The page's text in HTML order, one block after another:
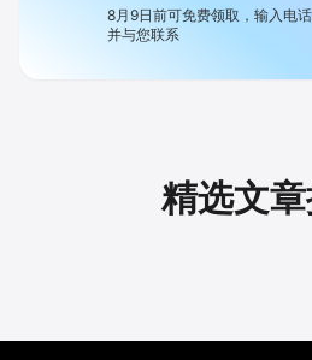
8月9日前可免费领取，输入电
并与您联系
精选文